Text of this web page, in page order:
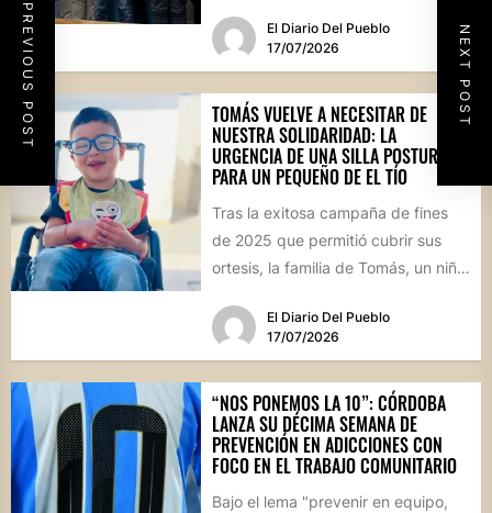
PREVIOUS POST NEXT POST
de...
El Diario Del Pueblo
17/07/2026
TOMÁS VUELVE A NECESITAR DE
NUESTRA SOLIDARIDAD: LA
URGENCIA DE UNA SILLA POSTURAL
PARA UN PEQUEÑO DE EL TÍO
Tras la exitosa campaña de fines
de 2025 que permitió cubrir sus
ortesis, la familia de Tomás, un niño
El Diario Del Pueblo
17/07/2026
“NOS PONEMOS LA 10”: CÓRDOBA
LANZA SU DÉCIMA SEMANA DE
PREVENCIÓN EN ADICCIONES CON
FOCO EN EL TRABAJO COMUNITARIO
Bajo el lema "prevenir en equipo,